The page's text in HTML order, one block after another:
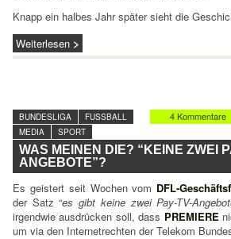
Knapp ein halbes Jahr später sieht die
Weiterlesen
4 Kommentare
BUNDESLIGA
FUSSBALL
MEDIA
SPORT
WAS MEINEN DIE? “KEINE ZWEI
ANGEBOTE”?
Es geistert seit Wochen vom DFL-
der Satz “es gibt keine zwei Pay-TV-
irgendwie ausdrücken soll, dass PREMIERE
um via den Internetrechten der Telekom